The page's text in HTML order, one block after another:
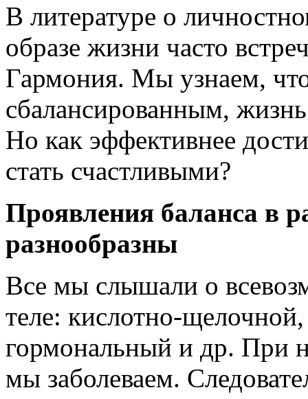
В литературе о
образе жизни часто
Гармония. Мы узнаем,
сбалансированным,
Но как эффективнее
стать счастливыми?
Проявления баланса в
разнообразны
Все мы слышали о
теле: кислотно-
гормональный и др. При
мы заболеваем.